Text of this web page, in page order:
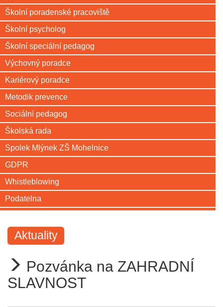
Školní poradenské pracoviště
Školní psycholog
Školní speciální pedagog
Výchovný poradce
Kariérový poradce
Metodik prevence
Sociální pedagog
Školská rada
Spolek Mlýnek ZŠ Mohelnice
GDPR
Whistleblowing
Podatelna
Aktuality
Pozvánka na ZAHRADNÍ
SLAVNOST